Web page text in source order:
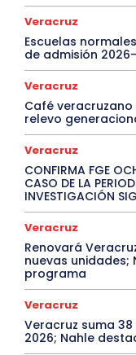
Veracruz
Escuelas
de admisión
Veracruz
Café
relevo
Veracruz
CONFIRMA FGE
CASO DE LA
INVESTIGACIÓN
Veracruz
Renovará
nuevas unidades;
programa
Veracruz
Veracruz suma
2026; Nahle